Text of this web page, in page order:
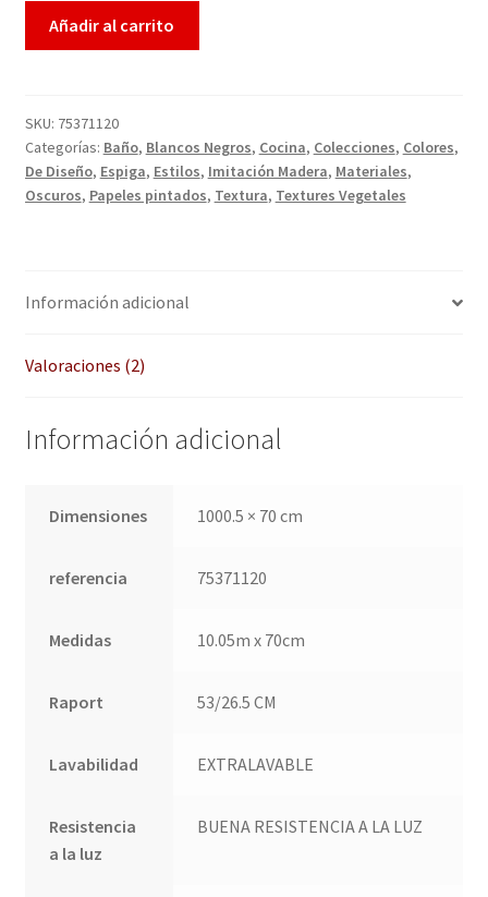
Términos de uso
Tienda
Añadir al carrito
SKU: 75371120
Categorías: Baño, Blancos Negros, Cocina, Colecciones, Colores,
De Diseño, Espiga, Estilos, Imitación Madera, Materiales,
Oscuros, Papeles pintados, Textura, Textures Vegetales
Información adicional
Valoraciones (2)
Información adicional
Dimensiones 1000.5 × 70 cm
referencia 75371120
Medidas 10.05m x 70cm
Raport 53/26.5 CM
Lavabilidad EXTRALAVABLE
Resistencia
a la luz
BUENA RESISTENCIA A LA LUZ